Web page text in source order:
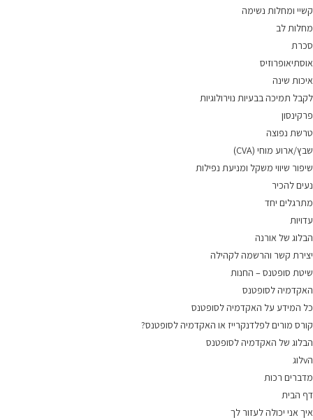
קשיי ומחלות נשימה
מחלות לב
סכרת
אוסתיאופרוזיס
איכות שינה
לקבל תמיכה בבעיות נוירולוגיות
פרקינסון
טרשת נפוצה
שבץ/ארוע מוחי (CVA)
שיפור שיווי משקל ומניעת נפילות
נעים להכיר
מתרגלים יחד
עדויות
הבלוג של אורנה
יצירת קשר והרשמה לקהילה
שיטת סופטנס – החנות
האקדמיה לסופטנס
כל המידע על האקדמיה לסופטנס
קורס מורים לפלדנקרייז או האקדמיה לסופטנס?
הבלוג של האקדמיה לסופטנס
הvלוג
מדברים רכות
דף הבית
איך אני יכולה לעזור לך